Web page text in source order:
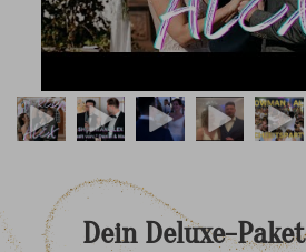
Dein Deluxe-Paket